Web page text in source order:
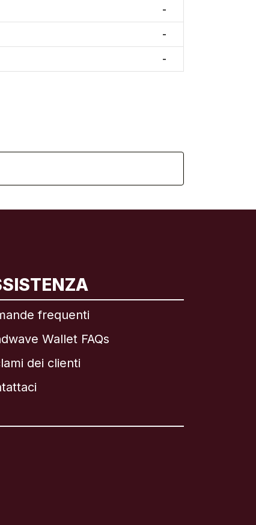
-
-
-
frequenti
Wallet FAQs
dei clienti